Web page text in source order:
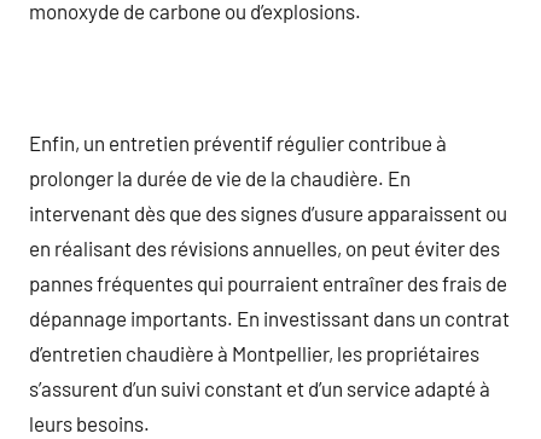
monoxyde de carbone ou d’explosions.
Enfin, un entretien préventif régulier contribue à
prolonger la durée de vie de la chaudière. En
intervenant dès que des signes d’usure apparaissent ou
en réalisant des révisions annuelles, on peut éviter des
pannes fréquentes qui pourraient entraîner des frais de
dépannage importants. En investissant dans un contrat
d’entretien chaudière à Montpellier, les propriétaires
s’assurent d’un suivi constant et d’un service adapté à
leurs besoins.